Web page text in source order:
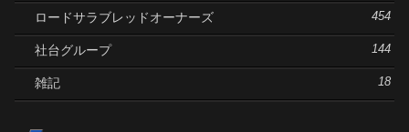
ロードサラブレッドオーナーズ 454
社台グループ 144
雑記 18